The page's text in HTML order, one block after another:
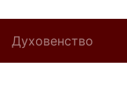
Духовенство